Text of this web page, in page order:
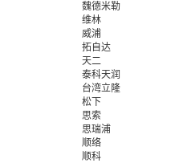
魏德米勒
维林
威浦
拓自达
天二
泰科天润
台湾立隆
松下
思索
思瑞浦
顺络
顺科